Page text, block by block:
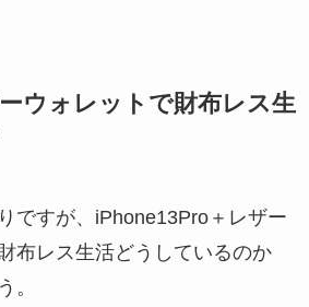
ウォレットで財布レス生
ですが、iPhone13Pro＋レザー
布レス生活どうしているのか
。